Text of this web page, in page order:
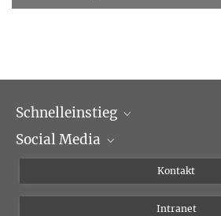
Schnelleinstieg
Wissenschaftliche Abteilungen
Social Media
Instagram
Kontakt
Intranet